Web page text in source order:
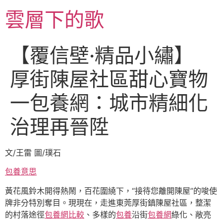
至雲層下的歌
【覆信壁·精品小繡】
厚街陳屋社區甜心寶物
一包養網：城市精細化
治理再晉陞
文/王雷 圖/璞石
包養意思
黃花風鈴木開得熱鬧，百花圍繞下，“接待您離開陳屋”的唆使
牌非分特別奪目。現現在，走進東莞厚街鎮陳屋社區，整潔
的村落途徑包養網比較 、多樣的包養沿街包養網綠化、敞亮